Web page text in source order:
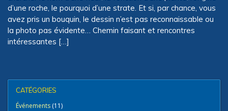
d’une roche, le pourquoi d’une strate. Et si, par chance, vous
avez pris un bouquin, le dessin n’est pas reconnaissable ou
la photo pas évidente… Chemin faisant et rencontres
intéressantes […]
CATÉGORIES
Événements (11)